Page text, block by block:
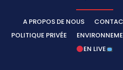
A PROPOS DE NOUS
POLITIQUE PRIVÉE
EN LIVE